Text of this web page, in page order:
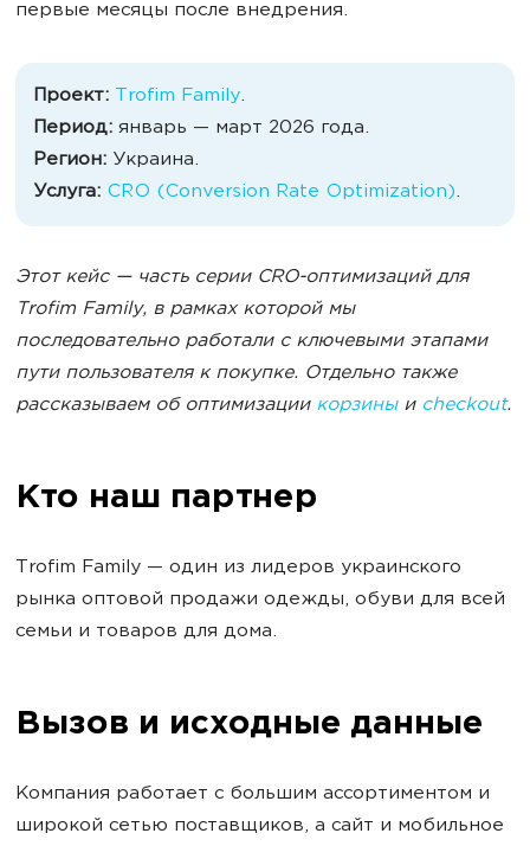
первые месяцы после внедрения.
Проект: Trofim Family.
Период: январь — март 2026 года.
Регион: Украина.
Услуга: CRO (Conversion Rate Optimization).
Этот кейс — часть серии CRO-оптимизаций для
Trofim Family, в рамках которой мы
последовательно работали с ключевыми этапами
пути пользователя к покупке. Отдельно также
рассказываем об оптимизации корзиныи checkout.
Кто наш партнер
Trofim Family — один из лидеров украинского
рынка оптовой продажи одежды, обуви для всей
семьи и товаров для дома.
Вызов и исходные данные
Компания работает с большим ассортиментом и
широкой сетью поставщиков, а сайт и мобильное